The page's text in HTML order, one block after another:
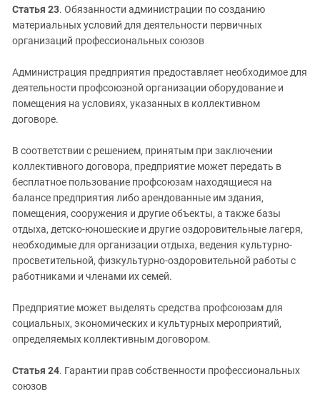
Статья 23. Обязанности администрации по созданию
материальных условий для деятельности первичных
организаций профессиональных союзов
Администрация предприятия предоставляет необходимое для
деятельности профсоюзной организации оборудование и
помещения на условиях, указанных в коллективном
договоре.
В соответствии с решением, принятым при заключении
коллективного договора, предприятие может передать в
бесплатное пользование профсоюзам находящиеся на
балансе предприятия либо арендованные им здания,
помещения, сооружения и другие объекты, а также базы
отдыха, детско-юношеские и другие оздоровительные лагеря,
необходимые для организации отдыха, ведения культурно-
просветительной, физкультурно-оздоровительной работы с
работниками и членами их семей.
Предприятие может выделять средства профсоюзам для
социальных, экономических и культурных мероприятий,
определяемых коллективным договором.
Статья 24. Гарантии прав собственности профессиональных
союзов